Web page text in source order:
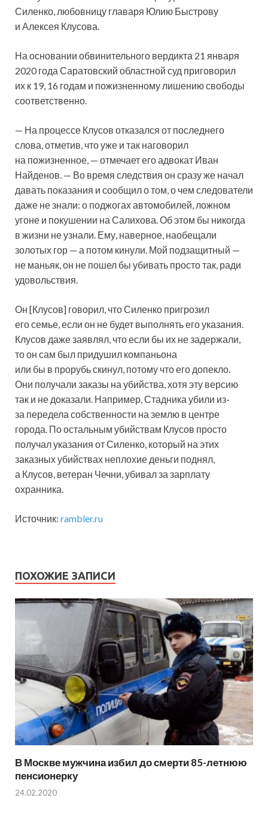
Силенко, любовницу главаря Юлию Быстрову
и Алексея Клусова.
На основании обвинительного вердикта 21 января
2020 года Саратовский областной суд приговорил
их к 19, 16 годам и пожизненному лишению свободы
соответственно.
— На процессе Клусов отказался от последнего
слова, отметив, что уже и так наговорил
на пожизненное, — отмечает его адвокат Иван
Найденов. — Во время следствия он сразу же начал
давать показания и сообщил о том, о чем следователи
даже не знали: о поджогах автомобилей, ложном
угоне и покушении на Салихова. Об этом бы никогда
в жизни не узнали. Ему, наверное, наобещали
золотых гор — а потом кинули. Мой подзащитный —
не маньяк, он не пошел бы убивать просто так, ради
удовольствия.
Он [Клусов] говорил, что Силенко пригрозил
его семье, если он не будет выполнять его указания.
Клусов даже заявлял, что если бы их не задержали,
то он сам был придушил компаньона
или бы в прорубь скинул, потому что его допекло.
Они получали заказы на убийства, хотя эту версию
так и не доказали. Например, Стадника убили из-
за передела собственности на землю в центре
города. По остальным убийствам Клусов просто
получал указания от Силенко, который на этих
заказных убийствах неплохие деньги поднял,
а Клусов, ветеран Чечни, убивал за зарплату
охранника.
Источник: rambler.ru
ПОХОЖИЕ ЗАПИСИ
В Москве мужчина избил до смерти 85-летнюю
пенсионерку
24.02.2020